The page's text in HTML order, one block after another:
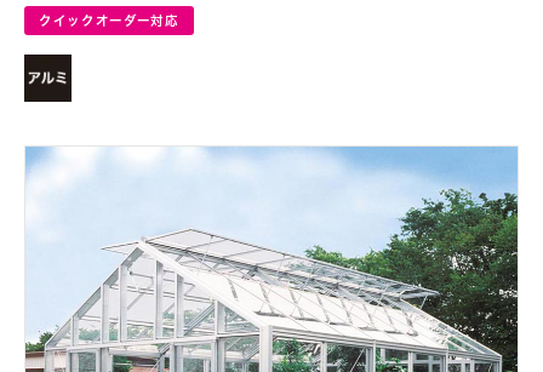
クイックオーダー対応